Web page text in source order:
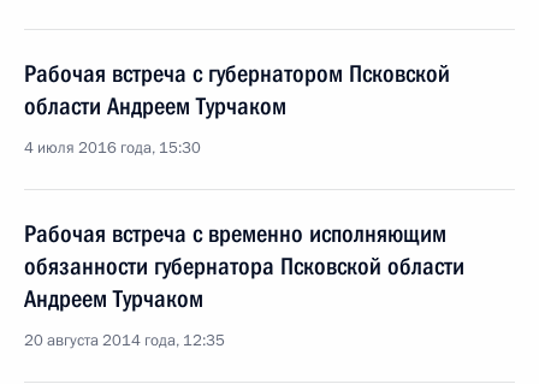
Рабочая встреча с губернатором Псковской
области Андреем Турчаком
4 июля 2016 года, 15:30
Рабочая встреча с временно исполняющим
обязанности губернатора Псковской области
Андреем Турчаком
20 августа 2014 года, 12:35